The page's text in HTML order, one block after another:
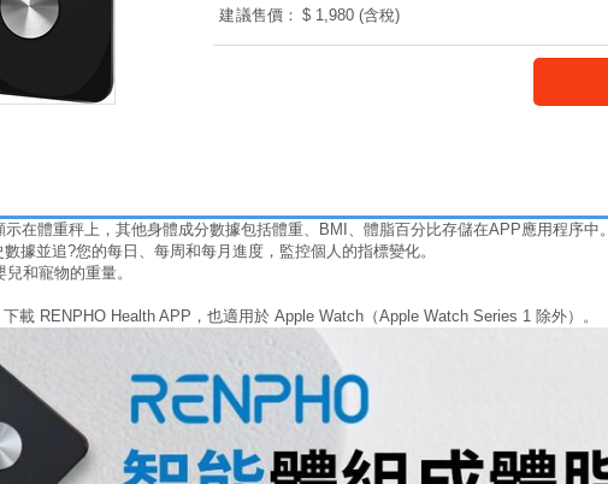
建議售價： $ 1,980 (含稅)
在體重秤上，其他身體成分數據包括體重、BMI、體脂百分比存儲在APP應用程序中。
據並追?您的每日、每周和每月進度，監控個人的指標變化。
和寵物的重量。
載 RENPHO Health APP，也適用於 Apple Watch（Apple Watch Series 1 除外）。